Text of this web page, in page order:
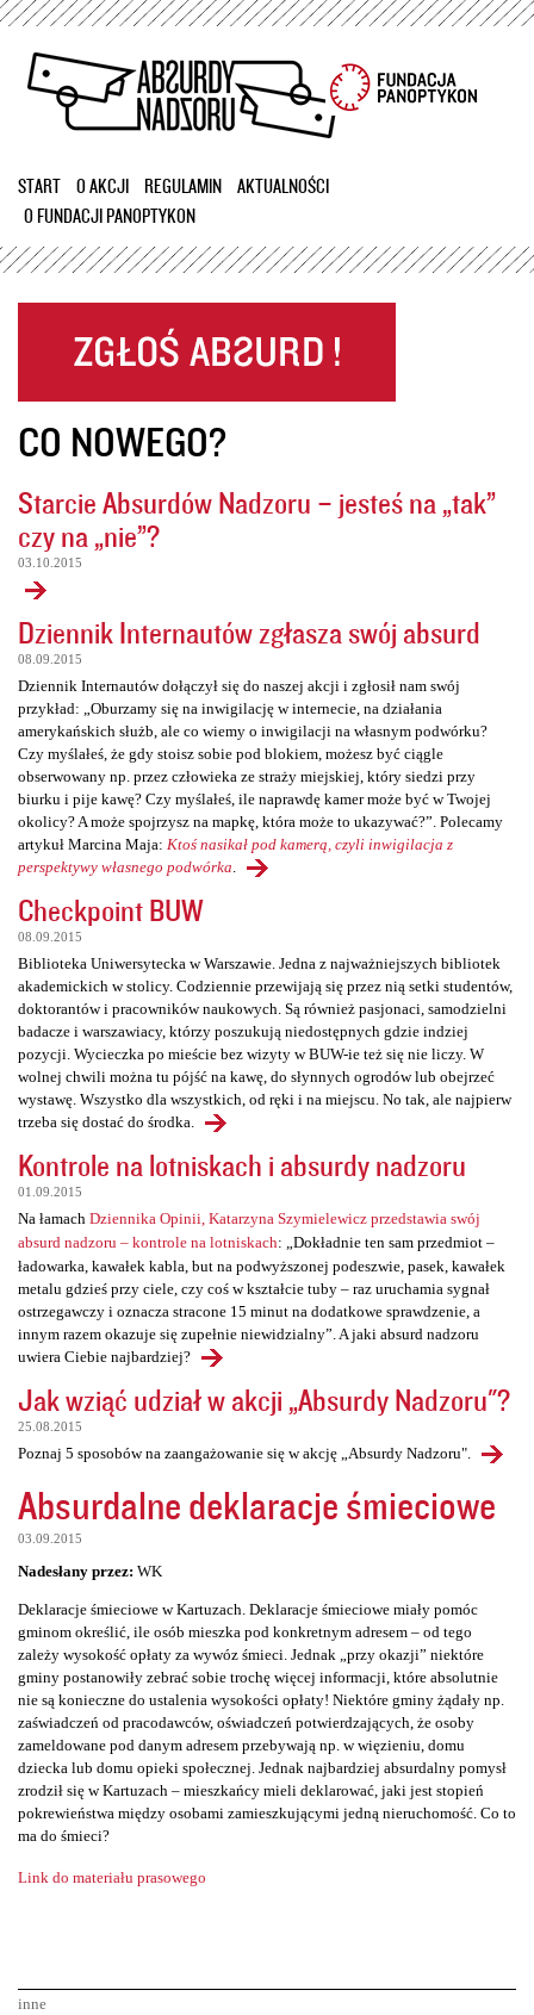
Przejdź
treści
START O AKCJI REGULAMIN
AKTUALNOŚCI
O FUNDACJI PANOPTYKON
CO NOWEGO?
Starcie Absurdów Nadzoru – jesteś na „tak”
czy na „nie”?
03.10.2015
Dziennik Internautów zgłasza swój absurd
08.09.2015
Dziennik Internautów dołączył się do naszej akcji i zgłosił nam swój
przykład: „Oburzamy się na inwigilację w internecie, na działania
amerykańskich służb, ale co wiemy o inwigilacji na własnym podwórku?
Czy myślałeś, że gdy stoisz sobie pod blokiem, możesz być ciągle
obserwowany np. przez człowieka ze straży miejskiej, który siedzi przy
biurku i pije kawę? Czy myślałeś, ile naprawdę kamer może być w Twojej
okolicy? A może spojrzysz na mapkę, która może to ukazywać?”. Polecamy
artykuł Marcina Maja: Ktoś nasikał pod kamerą, czyli inwigilacja z
perspektywy własnego podwórka
Checkpoint BUW
08.09.2015
Biblioteka Uniwersytecka w Warszawie. Jedna z najważniejszych bibliotek
akademickich w stolicy. Codziennie przewijają się przez nią setki studentów,
doktorantów i pracowników naukowych. Są również pasjonaci, samodzielni
badacze i warszawiacy, którzy poszukują niedostępnych gdzie indziej
pozycji. Wycieczka po mieście bez wizyty w BUW-ie też się nie liczy. W
wolnej chwili można tu pójść na kawę, do słynnych ogrodów lub obejrzeć
wystawę. Wszystko dla wszystkich, od ręki i na miejscu. No tak, ale najpierw
trzeba się dostać do środka.
Kontrole na lotniskach i absurdy nadzoru
01.09.2015
Na łamach Dziennika Opinii, Katarzyna Szymielewicz przedstawia swój
absurd nadzoru – kontrole na lotniskach: „Dokładnie ten sam przedmiot –
ładowarka, kawałek kabla, but na podwyższonej podeszwie, pasek, kawałek
metalu gdzieś przy ciele, czy coś w kształcie tuby – raz uruchamia sygnał
ostrzegawczy i oznacza stracone 15 minut na dodatkowe sprawdzenie, a
innym razem okazuje się zupełnie niewidzialny”. A jaki absurd nadzoru
uwiera Ciebie najbardziej?
Jak wziąć udział w akcji „Absurdy Nadzoru"?
25.08.2015
Poznaj 5 sposobów na zaangażowanie się w akcję „Absurdy Nadzoru".
Absurdalne deklaracje śmieciowe
03.09.2015
Nadesłany przez: WK
Deklaracje śmieciowe w Kartuzach. Deklaracje śmieciowe miały pomóc
gminom określić, ile osób mieszka pod konkretnym adresem – od tego
zależy wysokość opłaty za wywóz śmieci. Jednak „przy okazji” niektóre
gminy postanowiły zebrać sobie trochę więcej informacji, które absolutnie
nie są konieczne do ustalenia wysokości opłaty! Niektóre gminy żądały np.
zaświadczeń od pracodawców, oświadczeń potwierdzających, że osoby
zameldowane pod danym adresem przebywają np. w więzieniu, domu
dziecka lub domu opieki społecznej. Jednak najbardziej absurdalny pomysł
zrodził się w Kartuzach – mieszkańcy mieli deklarować, jaki jest stopień
pokrewieństwa między osobami zamieszkującymi jedną nieruchomość. Co to
ma do śmieci?
Link do materiału prasowego
inne